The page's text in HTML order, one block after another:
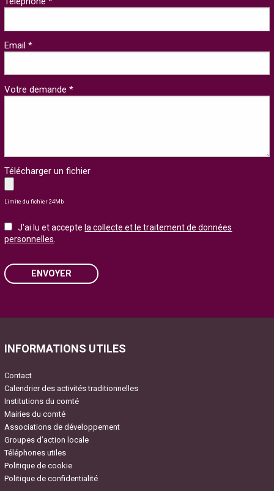
Email *
Votre demande *
Télécharger un fichier
Limite du fichier 24Mb
J'ai lu et accepte la collecte et le traitement de données
personnelles.
ENVOYER
INFORMATIONS UTILES
Contact
Calendrier des activités traditionnelles
Institutions du comté
Mairies du comté
Associations de développement
Groupes d’action locale
Téléphones utiles
Politique de cookie
Politique de confidentialité